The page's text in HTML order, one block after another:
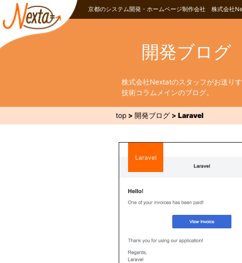
京都のシステム開発・ホームページ制作会社 株式会社
開発ブログ
株式会社Nextatのスタッフがお送り
技術コラムメインのブログ。
top > 開発ブログ > Laravel
Laravel